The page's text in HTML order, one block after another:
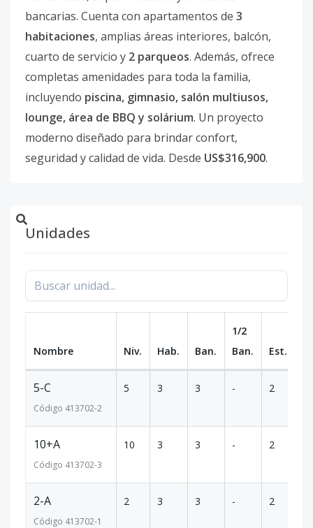
bancarias. Cuenta con apartamentos de 3
habitaciones, amplias áreas interiores, balcón,
cuarto de servicio y 2 parqueos. Además, ofrece
completas amenidades para toda la familia,
incluyendo piscina, gimnasio, salón multiusos,
lounge, área de BBQ y solárium. Un proyecto
moderno diseñado para brindar confort,
seguridad y calidad de vida. Desde US$316,900.
Unidades
Nombre Niv. Hab. Ban.
1/2
Ban.
Est.
5-C
Código 413702-2
5 3 3 - 2
10+A
Código 413702-3
10 3 3 - 2
2-A
Código 413702-1
2 3 3 - 2